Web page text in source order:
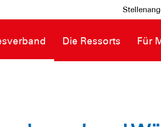
Die Ressorts Für